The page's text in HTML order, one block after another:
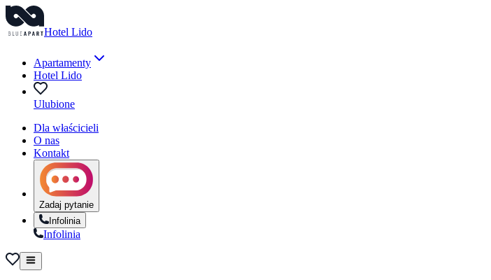
Hotel Lido
Apartamenty
Hotel Lido
Ulubione
Dla właścicieli
O nas
Kontakt
Zadaj pytanie
Infolinia
Infolinia